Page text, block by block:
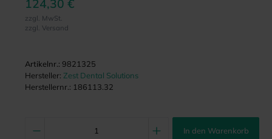
124,30 €
zzgl. MwSt.
zzgl. Versand
Artikelnr.: 9821325
Hersteller: Zest Dental Solutions
Herstellernr.: 186113.32
In den Warenkorb